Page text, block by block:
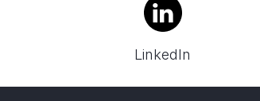
LinkedIn